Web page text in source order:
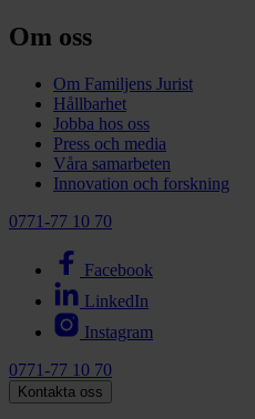
Om oss
Om Familjens Jurist
Hållbarhet
Jobba hos oss
Press och media
Våra samarbeten
Innovation och forskning
0771-77 10 70
Facebook
LinkedIn
Instagram
0771-77 10 70
Kontakta oss